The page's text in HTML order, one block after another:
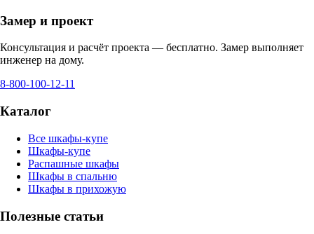
Замер и проект
Консультация и расчёт проекта — бесплатно. Замер выполняет
инженер на дому.
8-800-100-12-11
Каталог
Все шкафы-купе
Шкафы-купе
Распашные шкафы
Шкафы в спальню
Шкафы в прихожую
Полезные статьи